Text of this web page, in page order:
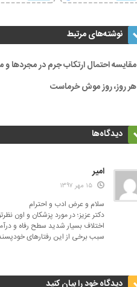
نوشته‌های مرتبط
مقایسه احتمال ارتکاب جرم در مجردها و
هر روز، روز موش خرماست
دیدگاه‌ها
امیر
سلام و عرض ادب و احترام
دکتر عزیز؛ در مورد پزشکان و اون
اختلاف بسیار شدید سطح رفاه و
سبب برخی از این رفتارهای
دیدگاه خود را بیان کنید